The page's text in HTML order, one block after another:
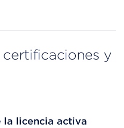
y
la licencia activa